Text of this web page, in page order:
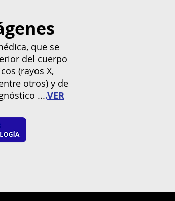
que se
del cuerpo
(rayos X,
otros) y de
....VER